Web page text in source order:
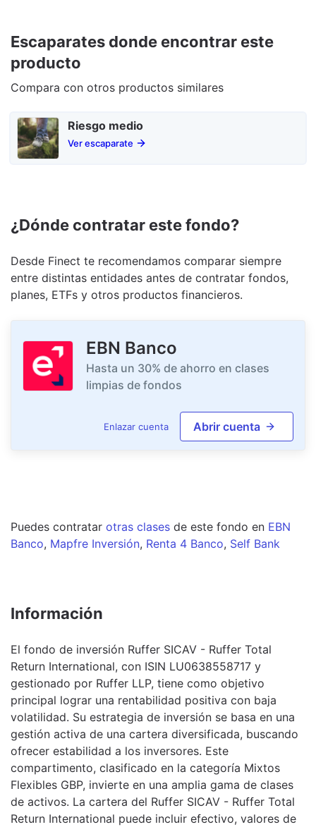
Escaparates donde encontrar este
producto
Compara con otros productos similares
Riesgo medio
Ver escaparate
¿Dónde contratar este fondo?
Desde Finect te recomendamos comparar siempre
entre distintas entidades antes de contratar fondos,
planes, ETFs y otros productos financieros.
EBN Banco
Hasta un 30% de ahorro en clases
limpias de fondos
Enlazar cuenta Abrir cuenta
Puedes contratar otras clases de este fondo en EBN
Banco, Mapfre Inversión, Renta 4 Banco, Self Bank
Información
El fondo de inversión Ruffer SICAV - Ruffer Total
Return International, con ISIN LU0638558717 y
gestionado por Ruffer LLP, tiene como objetivo
principal lograr una rentabilidad positiva con baja
volatilidad. Su estrategia de inversión se basa en una
gestión activa de una cartera diversificada, buscando
ofrecer estabilidad a los inversores. Este
compartimento, clasificado en la categoría Mixtos
Flexibles GBP, invierte en una amplia gama de clases
de activos. La cartera del Ruffer SICAV - Ruffer Total
Return International puede incluir efectivo, valores de